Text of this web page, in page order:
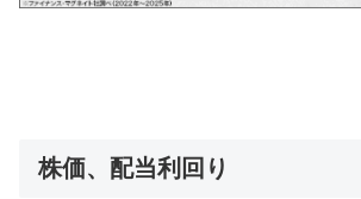
株価、配当利回り